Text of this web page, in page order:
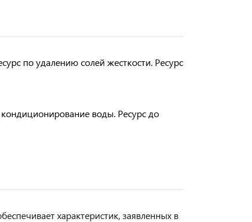
по удалению солей жесткости. Ресурс
кондиционирование воды. Ресурс до
характеристик, заявленных в